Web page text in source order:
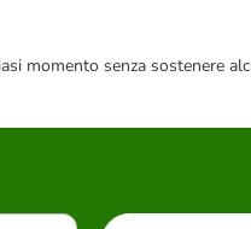
momento senza sostenere